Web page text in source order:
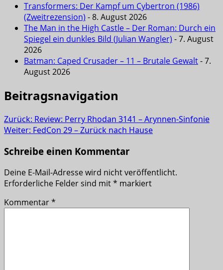
Transformers: Der Kampf um Cybertron (1986)
(Zweitrezension) - 8. August 2026
The Man in the High Castle – Der Roman: Durch ein
Spiegel ein dunkles Bild (Julian Wangler) - 7. August
2026
Batman: Caped Crusader – 11 – Brutale Gewalt- 7.
August 2026
Beitragsnavigation
Zurück: Review: Perry Rhodan 3141 – Arynnen-Sinfonie
Weiter: FedCon 29 – Zurück nach Hause
Schreibe einen Kommentar
Deine E-Mail-Adresse wird nicht veröffentlicht.
Erforderliche Felder sind mit* markiert
Kommentar*